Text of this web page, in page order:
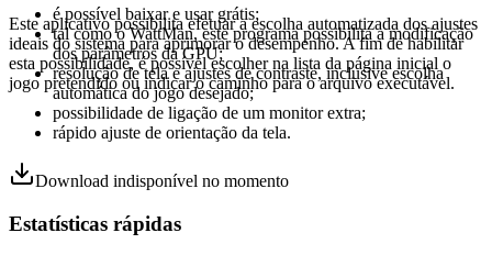
Este aplicativo possibilita efetuar a escolha automatizada dos ajustes
ideais do sistema para aprimorar o desempenho. A fim de habilitar
esta possibilidade, é possível escolher na lista da página inicial o
jogo pretendido ou indicar o caminho para o arquivo executável.
é possível baixar e usar grátis;
tal como o WattMan, este programa possibilita a modificação
dos parâmetros da GPU;
resolução de tela e ajustes de contraste, inclusive escolha
automática do jogo desejado;
possibilidade de ligação de um monitor extra;
rápido ajuste de orientação da tela.
Download indisponível no momento
Estatísticas rápidas